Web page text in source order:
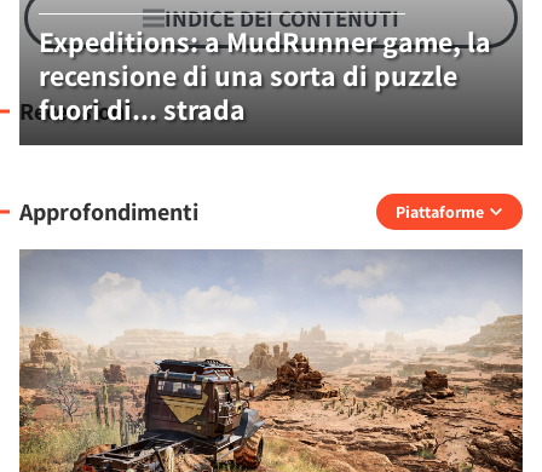
INDICE DEI CONTENUTI
Recensioni
Expeditions: a MudRunner game, la
recensione di una sorta di puzzle
fuori di... strada
Approfondimenti Piattaforme